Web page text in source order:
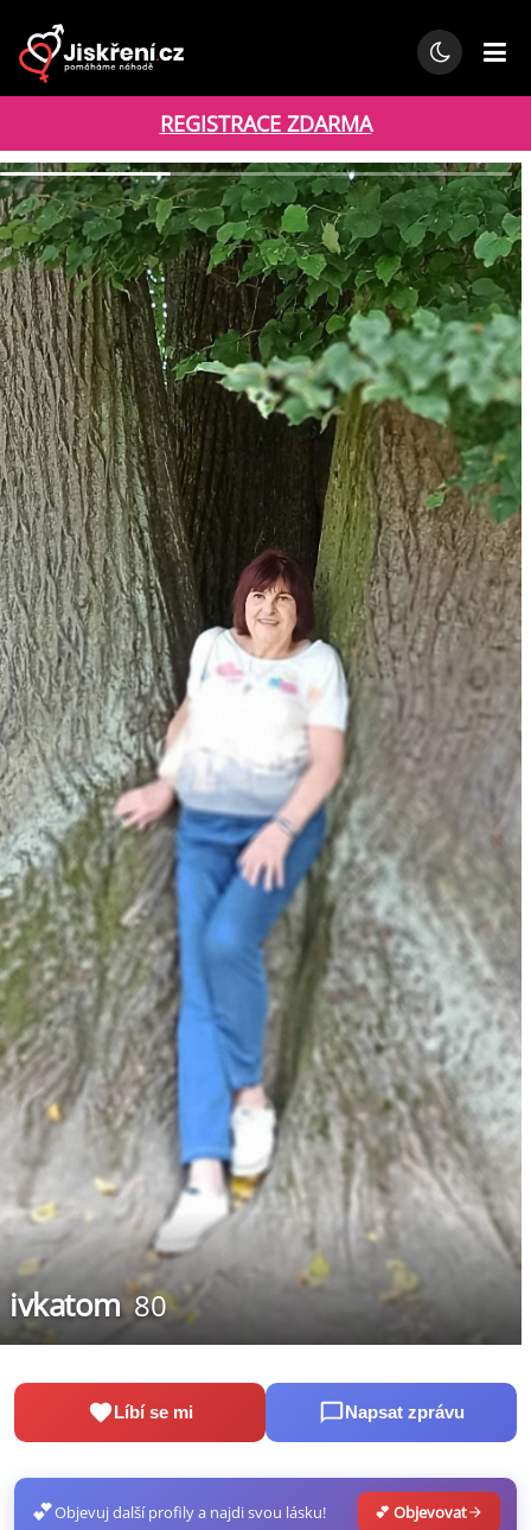
REGISTRACE ZDARMA
ivkatom 80
Líbí se mi Napsat zprávu
💕Objevuj další profily a najdi svou lásku! 💕 Objevovat